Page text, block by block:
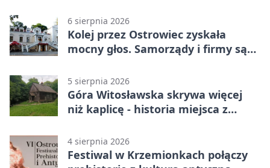
6 sierpnia 2026
Kolej przez Ostrowiec zyskała
mocny głos. Samorządy i firmy są
5 sierpnia 2026
Góra Witosławska skrywa więcej
niż kaplicę - historia miejsca z
4 sierpnia 2026
Festiwal w Krzemionkach połączy